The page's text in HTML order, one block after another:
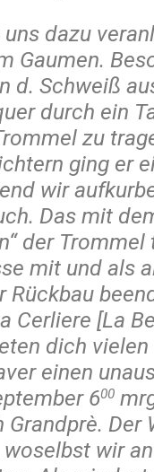
dazu
Gaumen.
d. Schweiß
durch ein
zu
ging er
wir
Das mit
der
mit und als
Rückbau
Cerliere [La
dich
einen
600
Der
wir